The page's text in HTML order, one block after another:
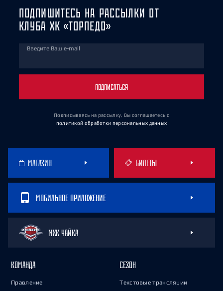
ПОДПИШИТЕСЬ НА РАССЫЛКИ ОТ
КЛУБА ХК «ТОРПЕДО»
Введите Ваш e-mail
ПОДПИСАТЬСЯ
Подписываясь на рассылку, Вы соглашаетесь с
политикой обработки персональных данных
МАГАЗИН БИЛЕТЫ
МОБИЛЬНОЕ ПРИЛОЖЕНИЕ
МХК ЧАЙКА
КОМАНДА
Правление
СЕЗОН
Текстовые трансляции